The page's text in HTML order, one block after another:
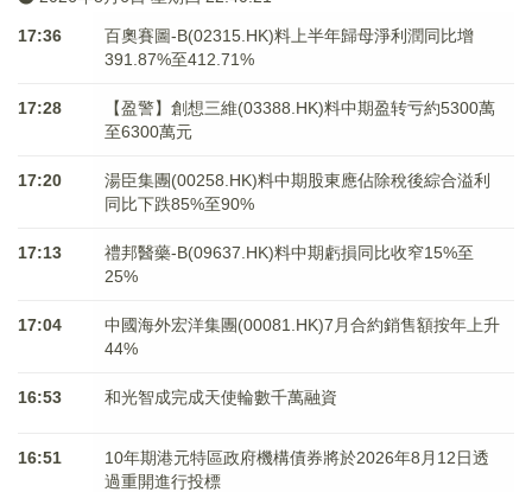
17:36
百奧賽圖-B(02315.HK)料上半年歸母淨利潤同比增
391.87%至412.71%
17:28
【盈警】創想三維(03388.HK)料中期盈转亏約5300萬
至6300萬元
17:20
湯臣集團(00258.HK)料中期股東應佔除稅後綜合溢利
同比下跌85%至90%
17:13
禮邦醫藥-B(09637.HK)料中期虧損同比收窄15%至
25%
17:04
中國海外宏洋集團(00081.HK)7月合約銷售額按年上升
44%
16:53 和光智成完成天使輪數千萬融資
16:51
10年期港元特區政府機構債券將於2026年8月12日透
過重開進行投標